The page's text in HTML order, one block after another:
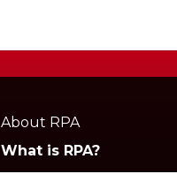
About RPA
What is RPA?